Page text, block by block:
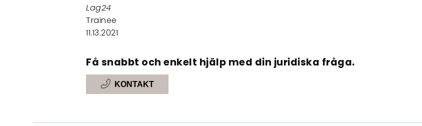
Lag24
Trainee
11.13.2021
Få snabbt och enkelt hjälp med din juridiska fråga.
KONTAKT